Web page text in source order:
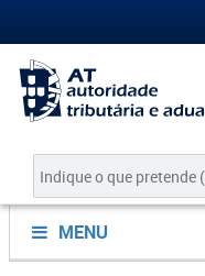
MENU